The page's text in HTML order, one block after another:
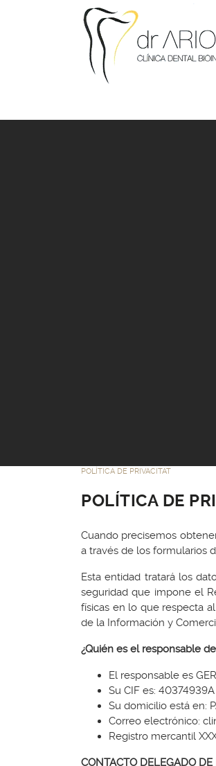
POLÍTICA DE PRIVACITAT
POLÍTICA DE
Cuando precisemos
a través de los formularios
Esta entidad tratará los
seguridad que impone el
físicas en lo que respecta
de la Información y
¿Quién es el responsable
El responsable es
Su CIF es: 40374939A
Su domicilio está en:
Correo electrónico:
Registro mercantil
CONTACTO DELEGADO